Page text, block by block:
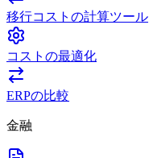
移行コストの計算ツール
コストの最適化
ERPの比較
金融